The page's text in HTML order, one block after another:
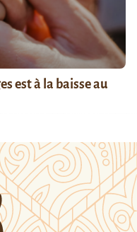
est à la baisse au